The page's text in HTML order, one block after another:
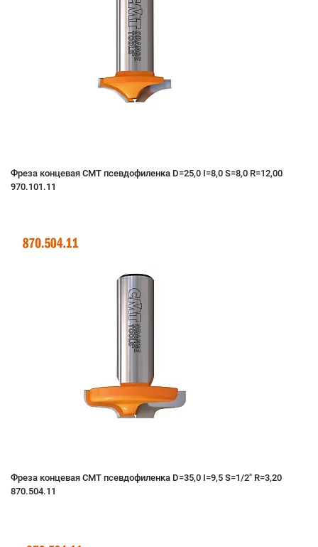
Фреза концевая CMT псевдофиленка D=25,0 I=8,0 S=8,0 R=12,00
970.101.11
Фреза концевая CMT псевдофиленка D=35,0 I=9,5 S=1/2" R=3,20
870.504.11